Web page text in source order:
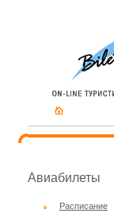
Авиабилеты
Расписание